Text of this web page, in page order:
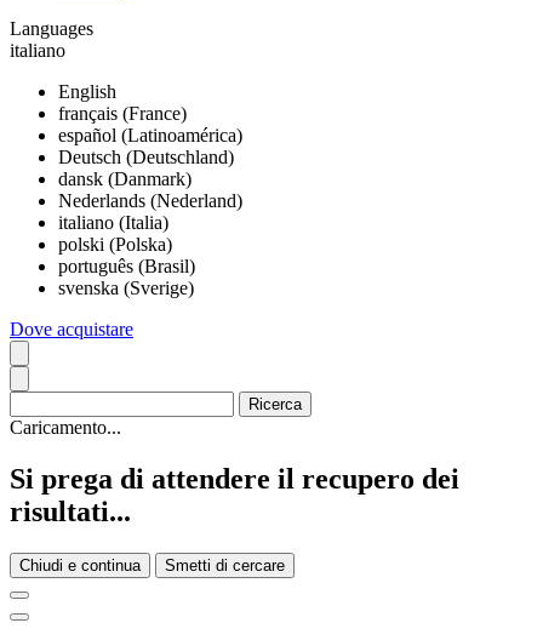
Languages
italiano
English
français (France)
español (Latinoamérica)
Deutsch (Deutschland)
dansk (Danmark)
Nederlands (Nederland)
italiano (Italia)
polski (Polska)
português (Brasil)
svenska (Sverige)
Dove acquistare
Caricamento...
Si prega di attendere il recupero dei
risultati...
Chiudi e continua Smetti di cercare